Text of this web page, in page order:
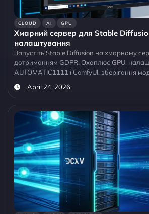
CLOUD AI GPU
Хмарний сервер для Stable
налаштування
Запустіть Stable Diffusion на хмарному
дотриманням GDPR. Охоплює GPU,
AUTOMATIC1111 і ComfyUI, зберігання
April 24, 2026